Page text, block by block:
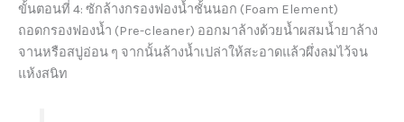
ขั้นตอนที่ 4: ซักล้างกรองฟองน้ำชั้นนอก (Foam Element)
ถอดกรองฟองน้ำ (Pre-cleaner) ออกมาล้างด้วยน้ำผสมน้ำยาล้าง
จานหรือสบู่อ่อน ๆ จากนั้นล้างน้ำเปล่าให้สะอาดแล้วผึ่งลมไว้จน
แห้งสนิท